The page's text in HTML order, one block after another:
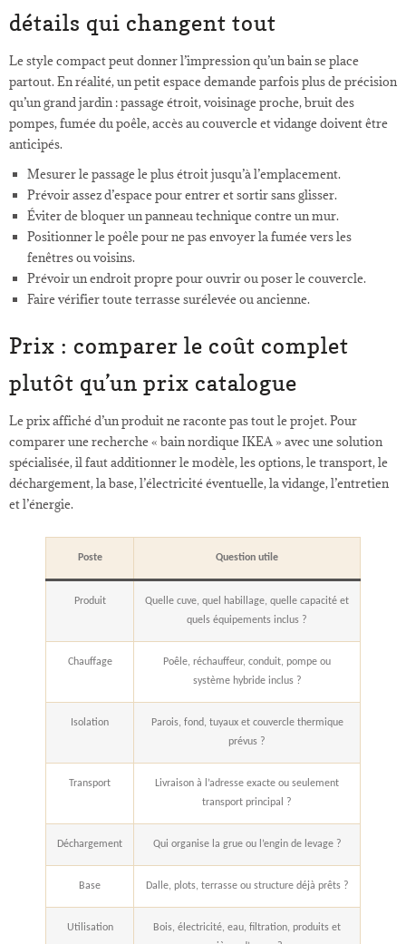
détails qui changent tout
Le style compact peut donner l’impression qu’un bain se place
partout. En réalité, un petit espace demande parfois plus de précision
qu’un grand jardin : passage étroit, voisinage proche, bruit des
pompes, fumée du poêle, accès au couvercle et vidange doivent être
anticipés.
Mesurer le passage le plus étroit jusqu’à l’emplacement.
Prévoir assez d’espace pour entrer et sortir sans glisser.
Éviter de bloquer un panneau technique contre un mur.
Positionner le poêle pour ne pas envoyer la fumée vers les
fenêtres ou voisins.
Prévoir un endroit propre pour ouvrir ou poser le couvercle.
Faire vérifier toute terrasse surélevée ou ancienne.
Prix : comparer le coût complet
plutôt qu’un prix catalogue
Le prix affiché d’un produit ne raconte pas tout le projet. Pour
comparer une recherche « bain nordique IKEA » avec une solution
spécialisée, il faut additionner le modèle, les options, le transport, le
déchargement, la base, l’électricité éventuelle, la vidange, l’entretien
et l’énergie.
Poste Question utile
Produit
Quelle cuve, quel habillage, quelle capacité et
quels équipements inclus ?
Chauffage
Poêle, réchauffeur, conduit, pompe ou
système hybride inclus ?
Isolation
Parois, fond, tuyaux et couvercle thermique
prévus ?
Transport
Livraison à l’adresse exacte ou seulement
transport principal ?
Déchargement Qui organise la grue ou l’engin de levage ?
Base Dalle, plots, terrasse ou structure déjà prêts ?
Utilisation
Bois, électricité, eau, filtration, produits et